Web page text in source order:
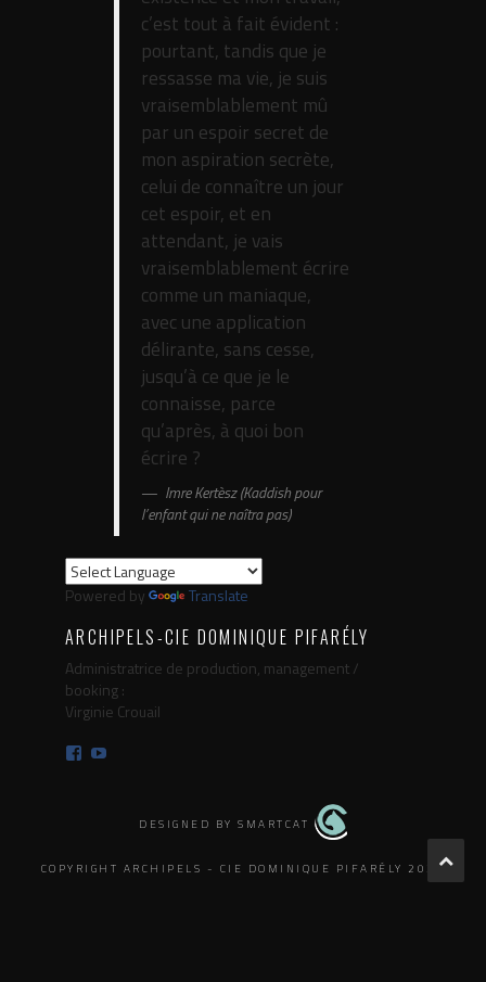
c’est tout à fait évident :
pourtant, tandis que je
ressasse ma vie, je suis
vraisemblablement mû
par un espoir secret de
mon aspiration secrète,
celui de connaître un jour
cet espoir, et en
attendant, je vais
vraisemblablement écrire
comme un maniaque,
avec une application
délirante, sans cesse,
jusqu’à ce que je le
connaisse, parce
qu’après, à quoi bon
écrire ?
Imre Kertèsz (Kaddish pour
l’enfant qui ne naîtra pas)
Powered by Translate
ARCHIPELS-CIE DOMINIQUE PIFARÉLY
Administratrice de production, management /
booking :
Virginie Crouail
Facebook
DESIGNED BY SMARTCAT
COPYRIGHT ARCHIPELS - CIE DOMINIQUE PIFARÉLY 2025